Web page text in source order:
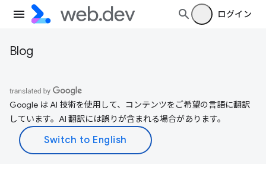
ログイン
Blog
Google は AI 技術を使用して、コンテンツをご希望の言語に翻訳
しています。AI 翻訳には誤りが含まれる場合があります。